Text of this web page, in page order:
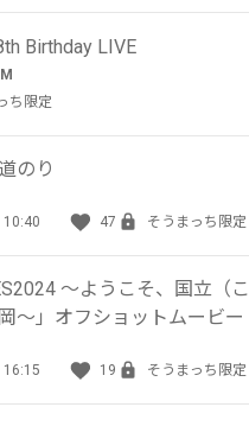
Birthday LIVE
ち限定
のり
47 そうまっち限定
～ようこそ、国立（こ
～」オフショットムービー
19 そうまっち限定